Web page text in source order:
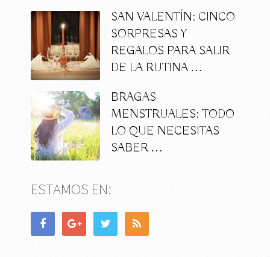
SAN VALENTÍN: CINCO
SORPRESAS Y
REGALOS PARA SALIR
DE LA RUTINA …
BRAGAS
MENSTRUALES: TODO
LO QUE NECESITAS
SABER …
ESTAMOS EN: